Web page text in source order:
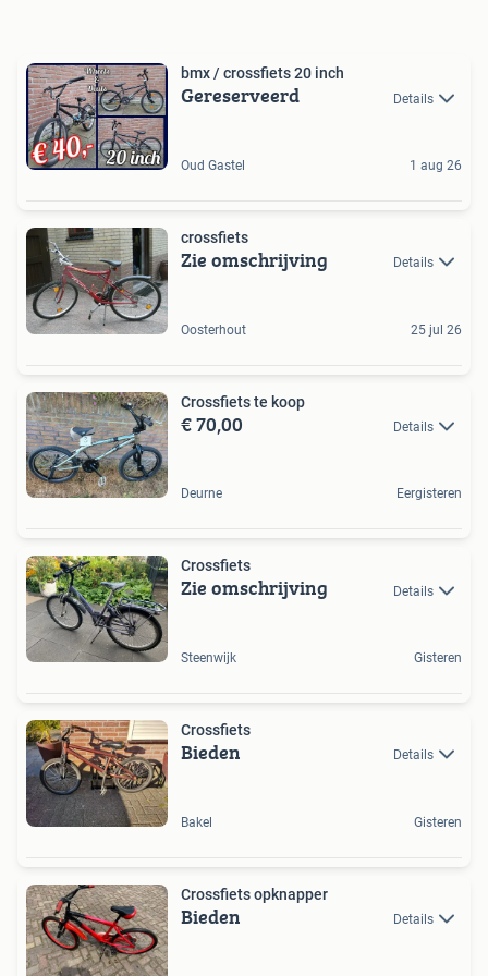
bmx / crossfiets 20 inch
Gereserveerd Details
Oud Gastel 1 aug 26
crossfiets
Zie omschrijving Details
Oosterhout 25 jul 26
Crossfiets te koop
€ 70,00 Details
Deurne Eergisteren
Crossfiets
Zie omschrijving Details
Steenwijk Gisteren
Crossfiets
Bieden Details
Bakel Gisteren
Crossfiets opknapper
Bieden Details